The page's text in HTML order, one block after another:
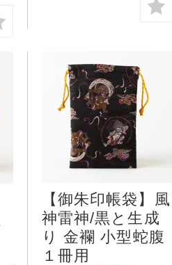
【御朱印帳袋】風
神雷神/黒と生成
り 金襴 小型蛇腹
１冊用